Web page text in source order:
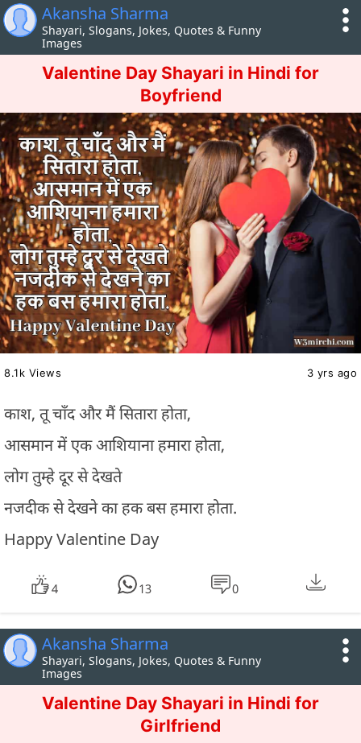
Akansha Sharma
Shayari, Slogans, Jokes, Quotes & Funny
Images
Valentine Day Shayari in Hindi for
Boyfriend
8.1k Views 3 yrs ago
काश, तू चाँद और मैं सितारा होता,
आसमान में एक आशियाना हमारा होता,
लोग तुम्हे दूर से देखते
नजदीक से देखने का हक बस हमारा होता.
Happy Valentine Day
4 13 0
Akansha Sharma
Shayari, Slogans, Jokes, Quotes & Funny
Images
Valentine Day Shayari in Hindi for
Girlfriend